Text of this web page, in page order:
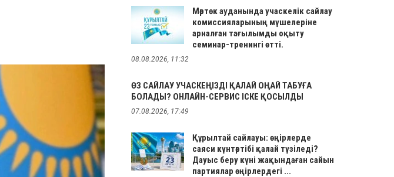
Мәртөк ауданында учаскелік сайлау
комиссияларының мүшелеріне
арналған тағылымды оқыту
семинар-тренингі өтті.
08.08.2026, 11:32
ӨЗ САЙЛАУ УЧАСКЕҢІЗДІ ҚАЛАЙ ОҢАЙ ТАБУҒА
БОЛАДЫ? ОНЛАЙН-СЕРВИС ІСКЕ ҚОСЫЛДЫ
07.08.2026, 17:49
Құрылтай сайлауы: өңірлерде
саяси күнтәртібі қалай түзіледі?
Дауыс беру күні жақындаған сайын
партиялар өңірлердегі ...